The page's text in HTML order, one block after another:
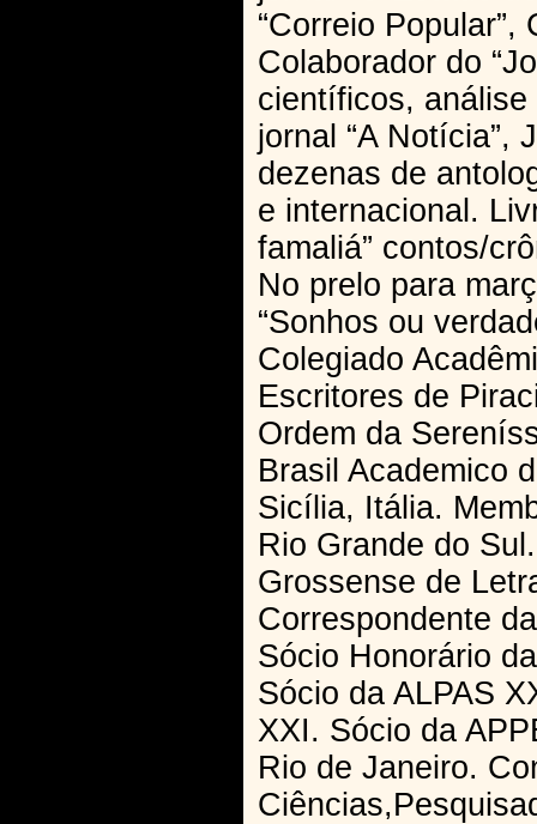
“Correio
Colaborador do
científicos,
jornal “A Notícia”,
dezenas de
e internacional.
famaliá” contos/
No prelo para
“Sonhos ou
Colegiado
Escritores de
Ordem da
Brasil Academico
Sicília, Itália.
Rio Grande do
Grossense de
Correspondente
Sócio Honorário
Sócio da ALPAS
XXI. Sócio da
Rio de Janeiro.